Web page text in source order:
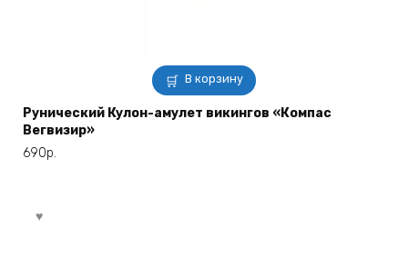
В корзину
Рунический Кулон-амулет викингов «Компас
Вегвизир»
690р.